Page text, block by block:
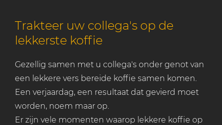
Trakteer uw collega's op de
lekkerste koffie
Gezellig samen met u collega's onder genot van
een lekkere vers bereide koffie samen komen.
Een verjaardag, een resultaat dat gevierd moet
worden, noem maar op.
Er zijn vele momenten waarop lekkere koffie op